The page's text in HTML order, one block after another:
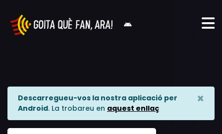
Descarregueu-vos la nostra aplicació per
Android. La trobareu en aquest enllaç
×